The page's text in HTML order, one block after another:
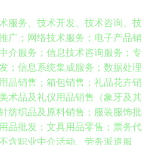
服务、技术开发、技术咨询、技
广；网络技术服务；电子产品销
介服务；信息技术咨询服务；专
；信息系统集成服务；数据处理
品销售；箱包销售；礼品花卉销
术品及礼仪用品销售（象牙及其
纺织品及原料销售；服装服饰批
品批发；文具用品零售；票务代
含职业中介活动、劳务派遣服